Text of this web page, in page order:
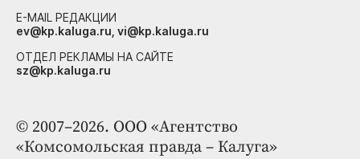
© 2007–2026. ООО «Агентство
«Комсомольская правда – Калуга»
E-MAIL РЕДАКЦИИ
ev@kp.kaluga.ru, vi@kp.kaluga.ru
ОТДЕЛ РЕКЛАМЫ НА САЙТЕ
sz@kp.kaluga.ru